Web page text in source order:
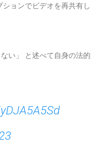
ョンでビデオを再共有し
い」 と述べて自身の法的